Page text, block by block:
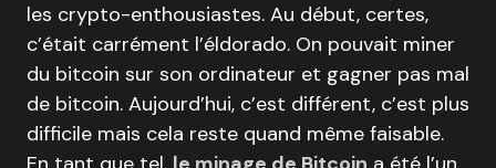
les crypto-enthousiastes. Au début, certes,
c’était carrément l’éldorado. On pouvait miner
du bitcoin sur son ordinateur et gagner pas mal
de bitcoin. Aujourd’hui, c’est différent, c’est plus
difficile mais cela reste quand même faisable.